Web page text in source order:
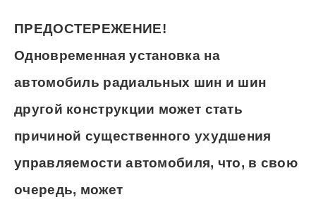
ПРЕДОСТЕРЕЖЕНИЕ!
Одновременная установка на
автомобиль радиальных шин и шин
другой конструкции может стать
причиной существенного ухудшения
управляемости автомобиля, что, в свою
очередь, может